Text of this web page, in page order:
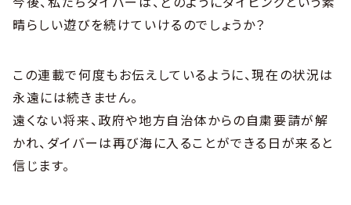
晴らしい遊びを続けていけるのでしょうか？
この連載で何度もお伝えしているように、現在の状況は
永遠には続きません。
遠くない将来、政府や地方自治体からの自粛要請が解
かれ、ダイバーは再び海に入ることができる日が来ると
信じます。